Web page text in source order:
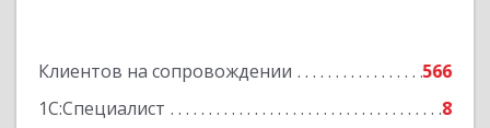
Клиентов на сопровождении
566
1С:Специалист
8